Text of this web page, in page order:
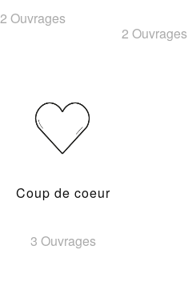
2 Ouvrages
2 Ouvrages
Coup de coeur
3 Ouvrages